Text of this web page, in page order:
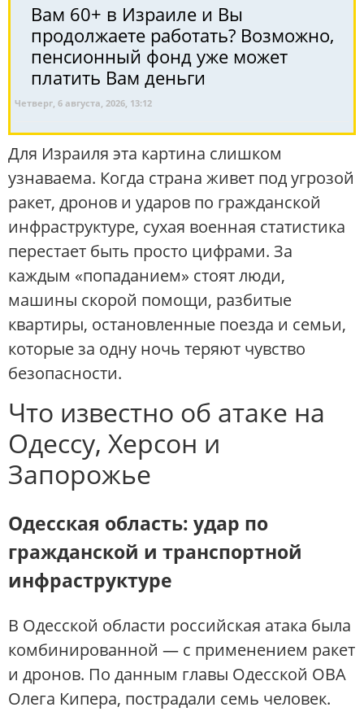
Вам 60+ в Израиле и Вы
продолжаете работать? Возможно,
пенсионный фонд уже может
платить Вам деньги
Четверг, 6 августа, 2026, 13:12
Для Израиля эта картина слишком
узнаваема. Когда страна живет под угрозой
ракет, дронов и ударов по гражданской
инфраструктуре, сухая военная статистика
перестает быть просто цифрами. За
каждым «попаданием» стоят люди,
машины скорой помощи, разбитые
квартиры, остановленные поезда и семьи,
которые за одну ночь теряют чувство
безопасности.
Что известно об атаке на
Одессу, Херсон и
Запорожье
Одесская область: удар по
гражданской и транспортной
инфраструктуре
В Одесской области российская атака была
комбинированной — с применением ракет
и дронов. По данным главы Одесской ОВА
Олега Кипера, пострадали семь человек.